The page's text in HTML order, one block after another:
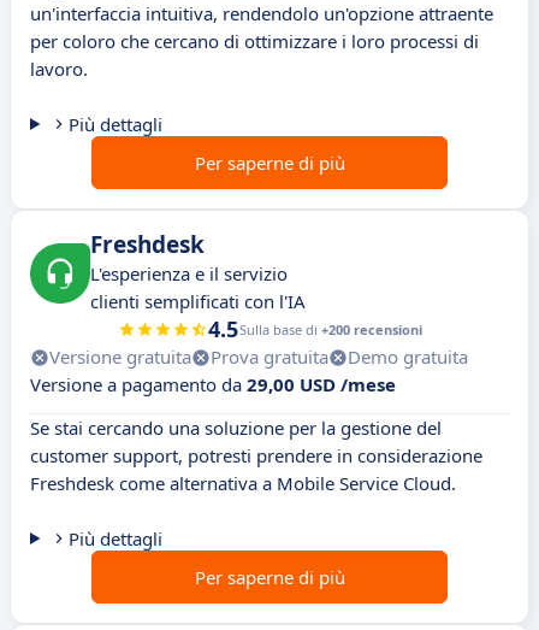
un'interfaccia intuitiva, rendendolo un'opzione attraente
per coloro che cercano di ottimizzare i loro processi di
lavoro.
Più dettagli
Per saperne di più
Freshdesk
L'esperienza e il servizio
clienti semplificati con l'IA
4.5Sulla base di +200 recensioni
Versione gratuita Prova gratuita
Demo gratuita
Versione a pagamento da 29,00 USD /mese
Se stai cercando una soluzione per la gestione del
customer support, potresti prendere in considerazione
Freshdesk come alternativa a Mobile Service Cloud.
Più dettagli
Per saperne di più